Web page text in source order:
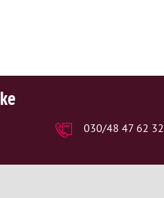
030/48 47 62 32